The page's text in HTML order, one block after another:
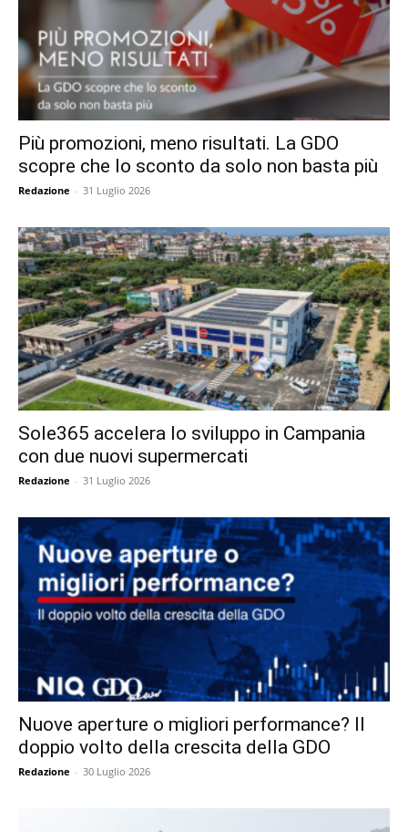
Più promozioni, meno risultati. La GDO
scopre che lo sconto da solo non basta più
Redazione - 31 Luglio 2026
Sole365 accelera lo sviluppo in Campania
con due nuovi supermercati
Redazione - 31 Luglio 2026
Nuove aperture o migliori performance? Il
doppio volto della crescita della GDO
Redazione - 30 Luglio 2026